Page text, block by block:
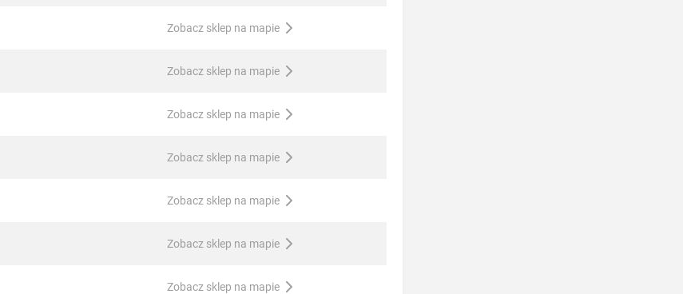
Zobacz sklep na mapie
Zobacz sklep na mapie
Zobacz sklep na mapie
Zobacz sklep na mapie
Zobacz sklep na mapie
Zobacz sklep na mapie
Zobacz sklep na mapie